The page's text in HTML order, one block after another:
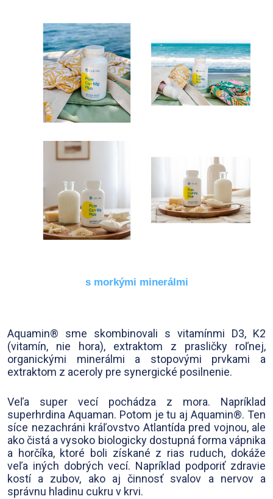
s morkými minerálmi
Aquamin® sme skombinovali s vitamínmi D3, K2
(vitamín, nie hora), extraktom z prasličky roľnej,
organickými minerálmi a stopovými prvkami a
extraktom z aceroly pre synergické posilnenie.
Veľa super vecí pochádza z mora. Napríklad
superhrdina Aquaman. Potom je tu aj Aquamin®. Ten
síce nezachráni kráľovstvo Atlantída pred vojnou, ale
ako čistá a vysoko biologicky dostupná forma vápnika
a horčíka, ktoré boli získané z rias ruduch, dokáže
veľa iných dobrých vecí. Napríklad podporiť zdravie
kostí a zubov, ako aj činnosť svalov a nervov a
správnu hladinu cukru v krvi.